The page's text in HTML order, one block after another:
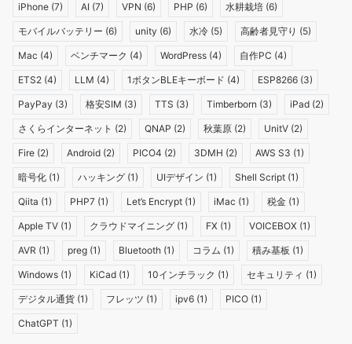
iPhone (7) AI (7) VPN (6) PHP (6) 水耕栽培 (6)
モバイルバッテリー (6) unity (6) 水冷 (5) 高齢者見守り (5)
Mac (4) ベンチマーク (4) WordPress (4) 自作PC (4)
ETS2 (4) LLM (4) 1ボタンBLEキーボード (4) ESP8266 (3)
PayPay (3) 格安SIM (3) TTS (3) Timberborn (3) iPad (2)
さくらインターネット (2) QNAP (2) 秋葉原 (2) UnitV (2)
Fire (2) Android (2) PICO4 (2) 3DMH (2) AWS S3 (1)
暗号化 (1) ハッキング (1) UIデザイン (1) Shell Script (1)
Qiita (1) PHP7 (1) Let’s Encrypt (1) iMac (1) 税金 (1)
Apple TV (1) クラウドマイニング (1) FX (1) VOICEBOX (1)
AVR (1) preg (1) Bluetooth (1) コラム (1) 積み基板 (1)
Windows (1) KiCad (1) 10インチラック (1) セキュリティ (1)
デジタル通貨 (1) フレッツ (1) ipv6 (1) PICO (1)
ChatGPT (1)